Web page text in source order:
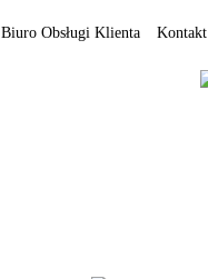
Kontakt
Biuro Obsługi Klienta